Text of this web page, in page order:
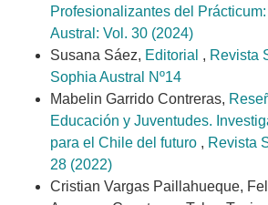
Profesionalizantes del Prácticum:
Austral: Vol. 30 (2024)
Susana Sáez, Editorial , Revista
Sophia Austral Nº14
Mabelin Garrido Contreras,
Educación y Juventudes.
para el Chile del futuro , Revista
28 (2022)
Cristian Vargas Paillahueque,